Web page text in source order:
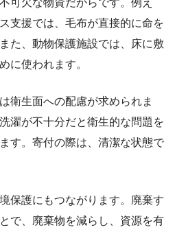
支援では、毛布が直接的に命を
た、動物保護施設では、床に敷
に使われます。
衛生面への配慮が求められま
濯が不十分だと衛生的な問題を
す。寄付の際は、清潔な状態で
保護にもつながります。廃棄す
で、廃棄物を減らし、資源を有